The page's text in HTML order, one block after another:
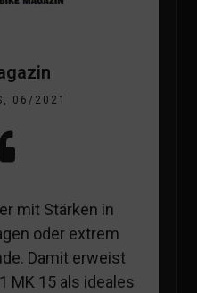
06/2021
mit Stärken in
oder extrem
Damit erweist
MK 15 als ideales